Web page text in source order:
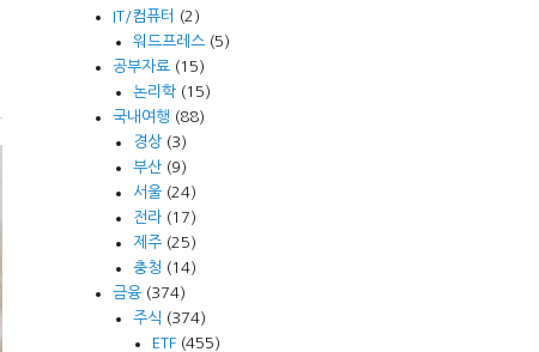
IT/컴퓨터
(2)
워드프레스(5)
공부자료 (15)
논리학(15)
국내여행 (88)
경상(3)
부산(9)
서울(24)
전라(17)
제주(25)
충청 (14)
금융 (374)
주식 (374)
ETF(455)